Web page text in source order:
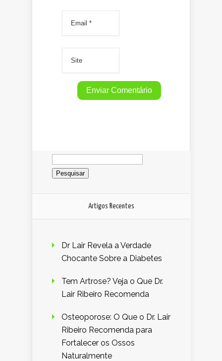
Pesquisar
por:
Artigos Recentes
Dr Lair Revela a Verdade
Chocante Sobre a Diabetes
Tem Artrose? Veja o Que Dr.
Lair Ribeiro Recomenda
Osteoporose: O Que o Dr. Lair
Ribeiro Recomenda para
Fortalecer os Ossos
Naturalmente